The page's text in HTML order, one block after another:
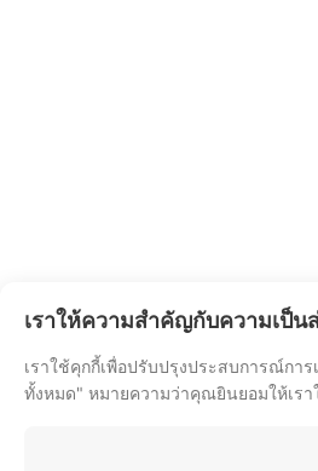
เราให้ความสำคัญกับความเป็
เราใช้คุกกี้เพื่อปรับปรุงประสบการณ์กา
ทั้งหมด" หมายความว่าคุณยินยอมให้เร